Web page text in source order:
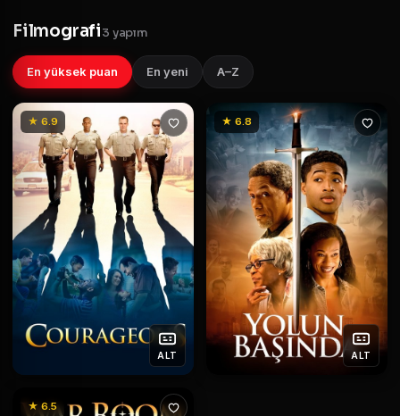
Filmografi3 yapım
En yüksek puan En yeni A–Z
★ 6.9
ALT
★ 6.8
ALT
★ 6.5